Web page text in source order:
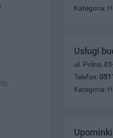
Kategoria:
Usługi
ul. Polna,
Telefon:
Kategoria: